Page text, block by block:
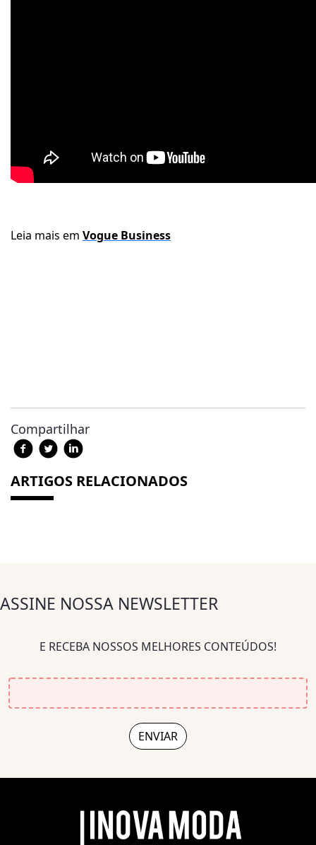
Leia mais em Vogue Business
Compartilhar
ARTIGOS RELACIONADOS
ASSINE NOSSA NEWSLETTER
E RECEBA NOSSOS MELHORES CONTEÚDOS!